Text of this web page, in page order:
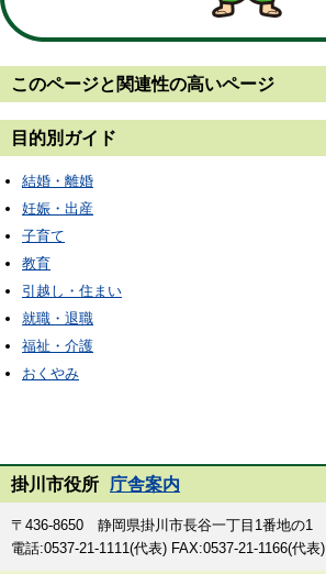
このページと 関連性の高いページ
目的別ガイド
結婚・離婚
妊娠・出産
子育て
教育
引越し・住まい
就職・退職
福祉・介護
おくやみ
掛川市役所 庁舎案内
〒436-8650 静岡県掛川市長谷一丁目1番地の1
電話:0537-21-1111(代表) FAX:0537-21-1166(代表)